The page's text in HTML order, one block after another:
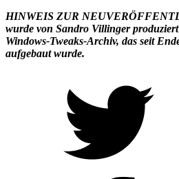
HINWEIS ZUR
wurde von Sandro Villinger
Windows-Tweaks-Archiv, das seit
aufgebaut wurde.